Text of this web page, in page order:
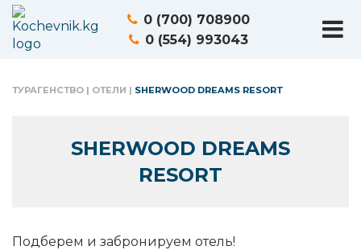
0 (700) 708900
0 (554) 993043
ТУРАГЕНСТВО | ОТЕЛИ | SHERWOOD DREAMS RESORT
SHERWOOD DREAMS
RESORT
Подберем и забронируем отель!